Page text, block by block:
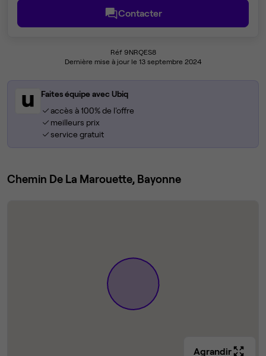
Contacter
Réf 9NRQES8
Dernière mise à jour le 13 septembre 2024
Faites équipe avec Ubiq
accès à 100% de l'offre
meilleurs prix
service gratuit
Chemin De La Marouette, Bayonne
Agrandir